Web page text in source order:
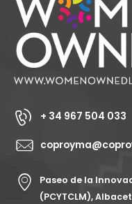
+ 34 967 504 033
Paseo de la
(PCYTCLM),